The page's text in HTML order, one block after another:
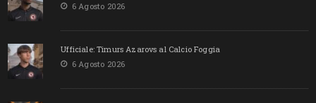
6 Agosto 2026
Ufficiale: Timurs Azarovs al Calcio Foggia
6 Agosto 2026